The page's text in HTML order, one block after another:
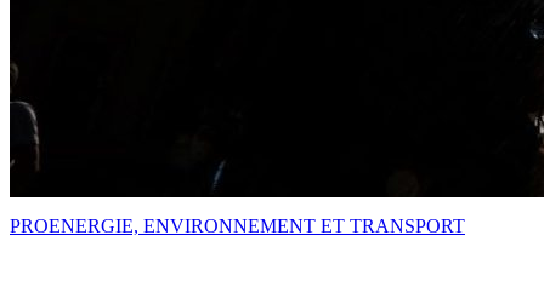
PROENERGIE, ENVIRONNEMENT ET TRANSPORT